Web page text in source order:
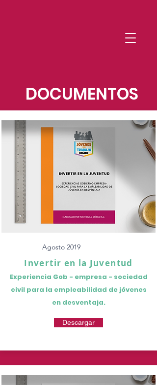
DOCUMENTOS
Agosto 2019
Invertir en la Juventud
Experiencia Gob - empresa - sociedad
civil para la empleabilidad de jóvenes
en desventaja.
Descargar